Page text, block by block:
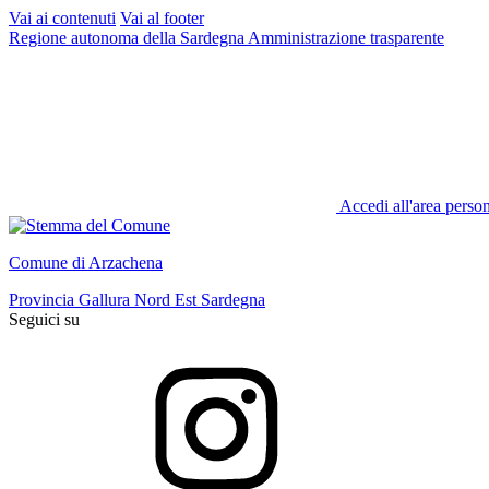
Vai ai contenuti Vai al footer
Regione autonoma della Sardegna Amministrazione trasparente
Accedi all'area
Comune di Arzachena
Provincia Gallura Nord Est Sardegna
Seguici su